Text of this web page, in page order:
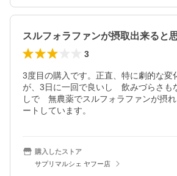
スルフォラファンが摂取出来ると
3
3度目の購入です。正直、特に劇的な変
が、3日に一回で良いし　飲みづらさも
しで　無農薬でスルフォラファンが摂
ートしています。
購入したストア
サプリマルシェ ヤフー店